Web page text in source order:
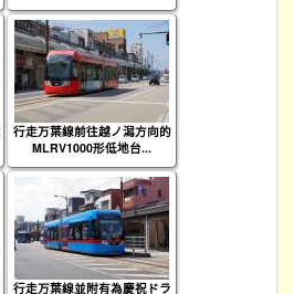
行走万葉線前往越ノ潟方向的
MLRV1000形低地台...
行走万葉線並附有為慶祝ドラ